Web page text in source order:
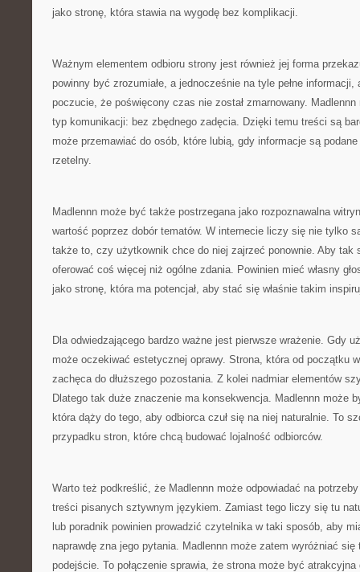
jako stronę, która stawia na wygodę bez komplikacji.
Ważnym elementem odbioru strony jest również jej forma
powinny być zrozumiałe, a jednocześnie na tyle pełne informacji,
poczucie, że poświęcony czas nie został zmarnowany. Madlennn
typ komunikacji: bez zbędnego zadęcia. Dzięki temu treści są
może przemawiać do osób, które lubią, gdy informacje są
rzetelny.
Madlennn może być także postrzegana jako rozpoznawalna
wartość poprzez dobór tematów. W internecie liczy się nie tylko
także to, czy użytkownik chce do niej zajrzeć ponownie. Aby tak
oferować coś więcej niż ogólne zdania. Powinien mieć własny
jako stronę, która ma potencjał, aby stać się właśnie takim
Dla odwiedzającego bardzo ważne jest pierwsze wrażenie. Gdy
może oczekiwać estetycznej oprawy. Strona, która od początku
zachęca do dłuższego pozostania. Z kolei nadmiar elementów
Dlatego tak duże znaczenie ma konsekwencja. Madlennn może
która dąży do tego, aby odbiorca czuł się na niej naturalnie. To
przypadku stron, które chcą budować lojalność odbiorców.
Warto też podkreślić, że Madlennn może odpowiadać na
treści pisanych sztywnym językiem. Zamiast tego liczy się tu
lub poradnik powinien prowadzić czytelnika w taki sposób, aby
naprawdę zna jego pytania. Madlennn może zatem wyróżniać
podejście. To połączenie sprawia, że strona może być